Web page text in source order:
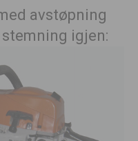
avstøpning
igjen: